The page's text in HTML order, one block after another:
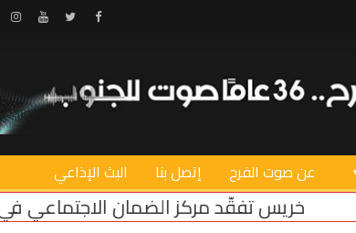
Facebook
Twitter
Youtube
عن صوت الفرح إتصل بنا البث الإذاعي
الاجتماعي في صور بعد عودته